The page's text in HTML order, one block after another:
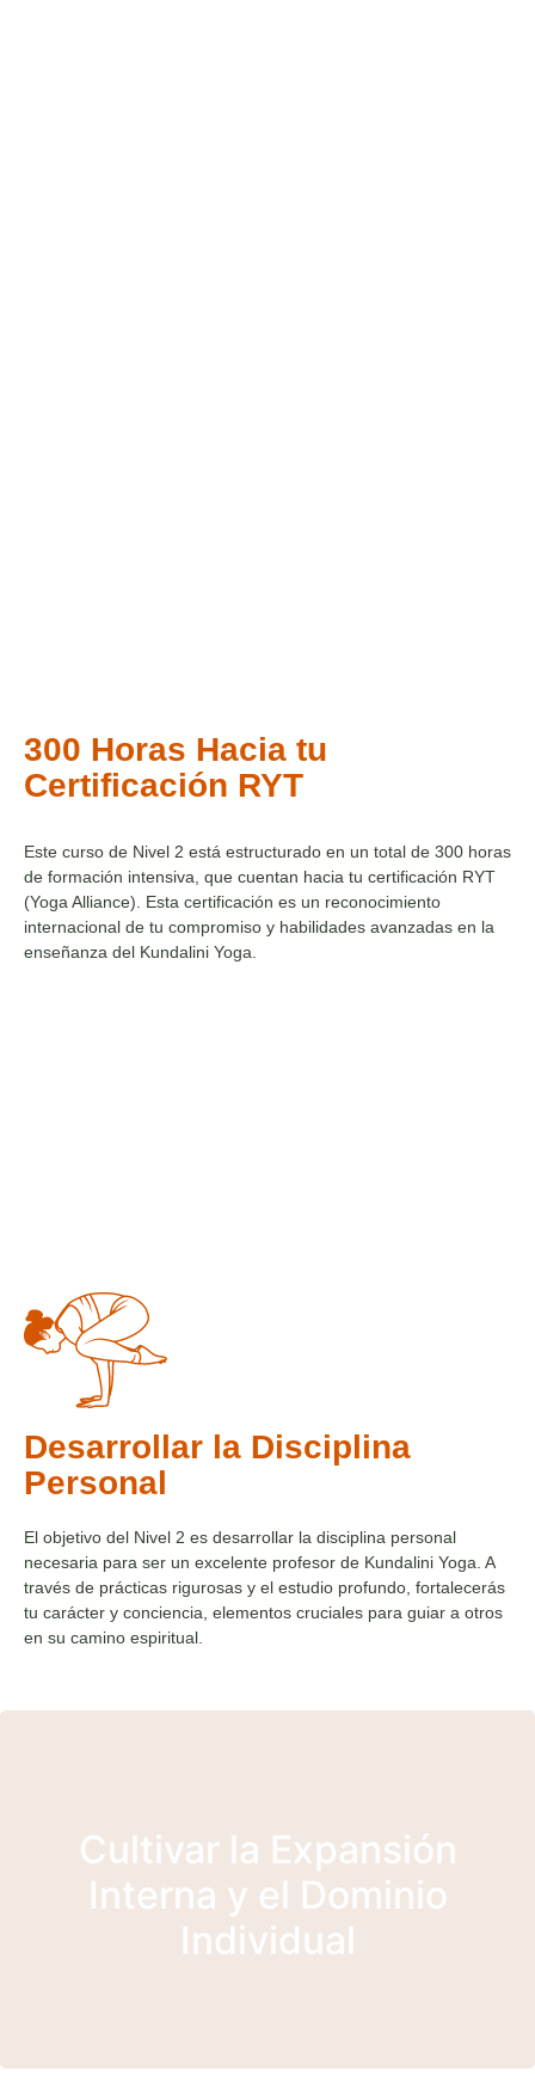
300 Horas Hacia tu
Certificación RYT
Este curso de Nivel 2 está estructurado en un total de 300 horas
de formación intensiva, que cuentan hacia tu certificación RYT
(Yoga Alliance). Esta certificación es un reconocimiento
internacional de tu compromiso y habilidades avanzadas en la
enseñanza del Kundalini Yoga.
Desarrollar la Disciplina
Personal
El objetivo del Nivel 2 es desarrollar la disciplina personal
necesaria para ser un excelente profesor de Kundalini Yoga. A
través de prácticas rigurosas y el estudio profundo, fortalecerás
tu carácter y conciencia, elementos cruciales para guiar a otros
en su camino espiritual.
Cultivar la Expansión
Interna y el Dominio
Individual
un profesor excepcional. Ampliando los
principios del Nivel Uno, el Nivel Dos profundiza
en la evolución personal, permitiéndote integrar
y aplicar las enseñanzas de Kundalini Yoga en tu